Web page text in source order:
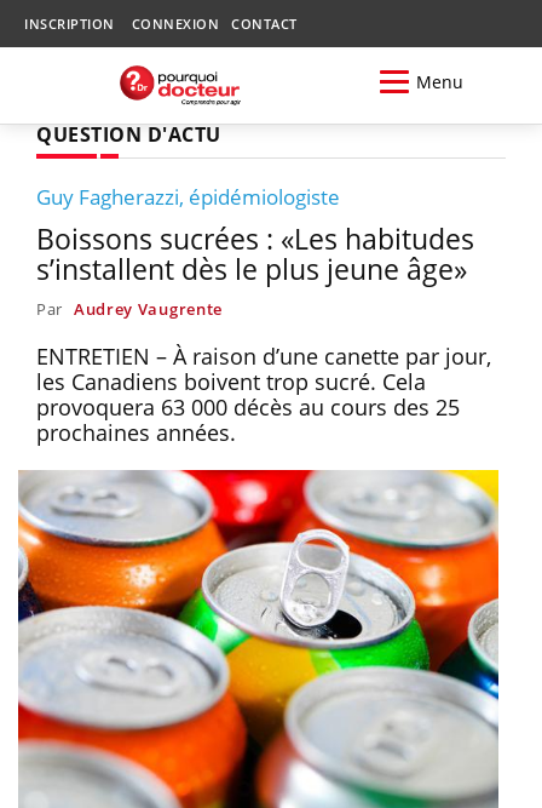
INSCRIPTION CONNEXION CONTACT
Menu
QUESTION D'ACTU
Guy Fagherazzi, épidémiologiste
Boissons sucrées : «Les habitudes
s’installent dès le plus jeune âge»
Par Audrey Vaugrente
ENTRETIEN – À raison d’une canette par jour,
les Canadiens boivent trop sucré. Cela
provoquera 63 000 décès au cours des 25
prochaines années.